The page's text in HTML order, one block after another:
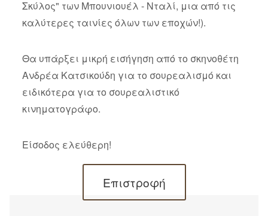
Σκύλος" των Μπουνιουέλ - Νταλί, μια από τις
καλύτερες ταινίες όλων των εποχών!).
Θα υπάρξει μικρή εισήγηση από το σκηνοθέτη
Ανδρέα Κατσικούδη για το σουρεαλισμό και
ειδικότερα για το σουρεαλιστικό
κινηματογράφο.
Είσοδος ελεύθερη!
Επιστροφή